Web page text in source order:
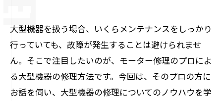
大型機器を扱う場合、いくらメンテナンスをしっかり
行っていても、故障が発生することは避けられませ
ん。そこで注目したいのが、モーター修理のプロによ
る大型機器の修理方法です。今回は、そのプロの方に
お話を伺い、大型機器の修理についてのノウハウを学